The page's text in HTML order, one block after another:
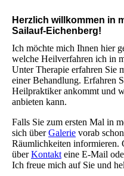
Herzlich willkommen in
Sailauf-Eichenberg!
Ich möchte mich Ihnen hier
welche Heilverfahren ich in
UnterTherapie erfahren Sie
einer Behandlung. Erfahren
Heilpraktiker ankommt und
anbieten kann.
Falls Sie zum ersten Mal in
sich überGalerie vorab
Räumlichkeiten informieren.
überKontakt eine E-Mail
Ich freue mich auf Sie und